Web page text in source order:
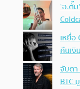
‘อ.ตั๊
เหยื่อ
คืนเ
จับตา
BTC